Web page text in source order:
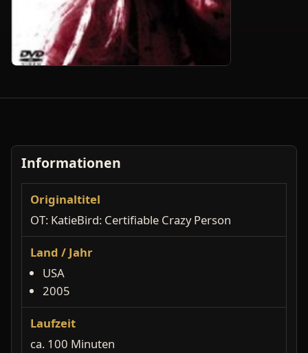
Informationen
Originaltitel
OT: KatieBird: Certifiable Crazy Person
Land / Jahr
USA
2005
Laufzeit
ca. 100 Minuten